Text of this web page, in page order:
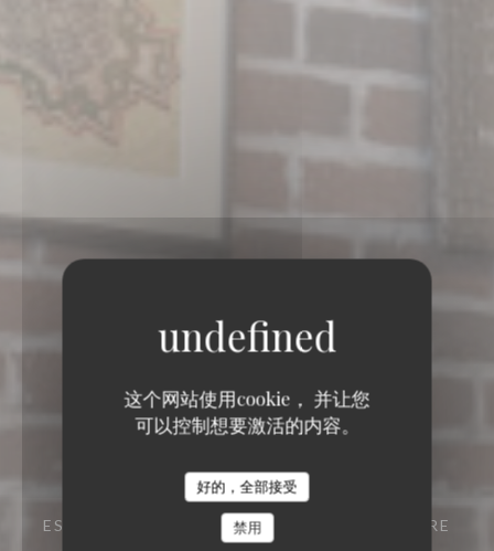
这个网站使用cookie， 并让您
可以控制想要激活的内容。
好的，全部接受
禁用
ESTAMINET FLAMAND
21 RUE DE LA BARRE
59000 LILLE